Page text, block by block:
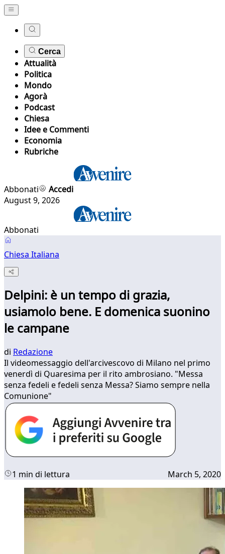
Cerca
Attualità
Politica
Mondo
Agorà
Podcast
Chiesa
Idee e Commenti
Economia
Rubriche
Abbonati
Accedi
August 9, 2026
Abbonati
Chiesa Italiana
Delpini: è un tempo di grazia,
usiamolo bene. E domenica suonino
le campane
di Redazione
Il videomessaggio dell'arcivescovo di Milano nel primo
venerdì di Quaresima per il rito ambrosiano. "Messa
senza fedeli e fedeli senza Messa? Siamo sempre nella
Comunione"
1 min di lettura March 5, 2020